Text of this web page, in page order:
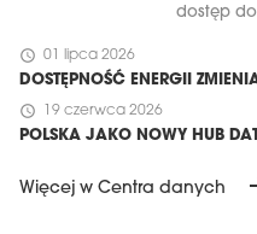
dostęp
schedule 01 lipca 2026
DOSTĘPNOŚĆ ENERGII
schedule 19 czerwca 2026
POLSKA JAKO NOWY HUB
Więcej w Centra danych